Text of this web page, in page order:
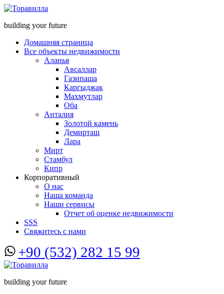
building your future
Домашняя страница
Все объекты недвижимости
Аланья
Авсаллар
Газипаша
Каргыджак
Махмутлар
Оба
Анталия
Золотой камень
Демирташ
Лара
Мирт
Стамбул
Кипр
Корпоративный
О нас
Наша команда
Наши сервисы
Отчет об оценке недвижимости
SSS
Свяжитесь с нами
+90 (532) 282 15 99
building your future